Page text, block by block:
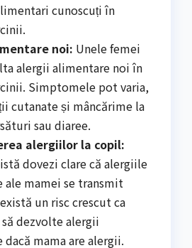
cunoscuți în
noi: Unele femei
alergii alimentare noi în
Simptomele pot varia,
cutanate și mâncărime la
sau diaree.
alergiilor la copil:
dovezi clare că alergiile
ale mamei se transmit
un risc crescut ca
dezvolte alergii
mama are alergii.